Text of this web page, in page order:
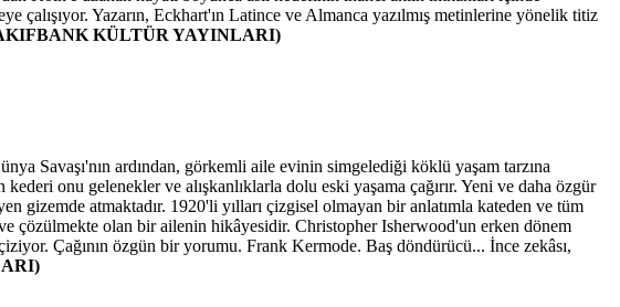
çalışıyor. Yazarın, Eckhart'ın Latince ve Almanca yazılmış metinlerine yönelik titiz
KÜLTÜR YAYINLARI)
Savaşı'nın ardından, görkemli aile evinin simgelediği köklü yaşam tarzına
onu gelenekler ve alışkanlıklarla dolu eski yaşama çağırır. Yeni ve daha özgür
gizemde atmaktadır. 1920'li yılları çizgisel olmayan bir anlatımla kateden ve tüm
çözülmekte olan bir ailenin hikâyesidir. Christopher Isherwood'un erken dönem
Çağının özgün bir yorumu. Frank Kermode. Baş döndürücü... İnce zekâsı,